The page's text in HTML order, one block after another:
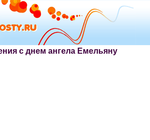
с днем ангела Емельяну